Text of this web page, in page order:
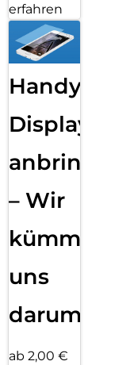
erfahren
Handy
Displayfolie
anbringen
– Wir
kümmern
uns
darum!
ab 2,00 €